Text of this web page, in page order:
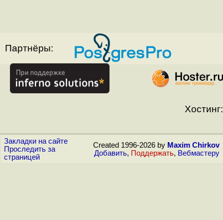
Партнёры:
Хостинг:
Закладки на сайте
Проследить за
страницей
Created 1996-2026 by Maxim Chirkov
Добавить, Поддержать, Вебмастеру